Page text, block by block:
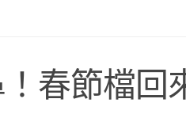
春節檔回